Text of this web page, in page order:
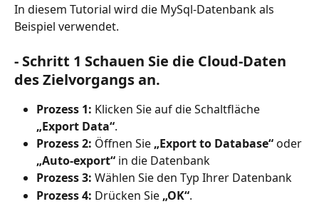
In diesem Tutorial wird die MySql-Datenbank als
Beispiel verwendet.
- Schritt 1 Schauen Sie die Cloud-Daten
des Zielvorgangs an.
Prozess 1: Klicken Sie auf die Schaltfläche
„Export Data“.
Prozess 2: Öffnen Sie „Export to Database“ oder
„Auto-export“ in die Datenbank
Prozess 3: Wählen Sie den Typ Ihrer Datenbank
Prozess 4: Drücken Sie „OK“.